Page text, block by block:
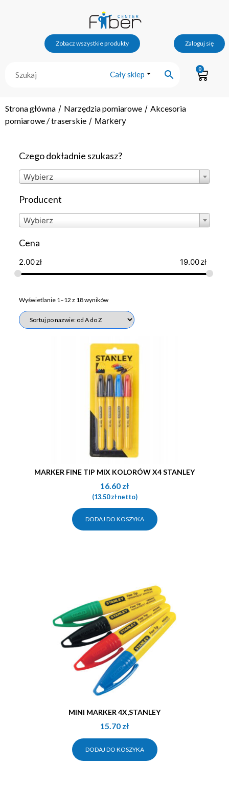
Zobacz wszystkie produkty Zaloguj się
Cały sklep
0
Strona główna / Narzędzia pomiarowe / Akcesoria
pomiarowe / traserskie / Markery
Czego dokładnie szukasz?
Wybierz
Producent
Wybierz
Cena
2.00zł 19.00zł
Wyświetlanie 1–12 z 18 wyników
MARKER FINE TIP MIX KOLORÓW X4 STANLEY
16.60 zł
(13.50złnetto)
DODAJ DO KOSZYKA
MINI MARKER 4X,STANLEY
15.70 zł
DODAJ DO KOSZYKA